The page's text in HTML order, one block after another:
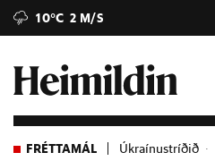
10°C 2 M/S
FRÉTTAMÁL Úkraínustríðið